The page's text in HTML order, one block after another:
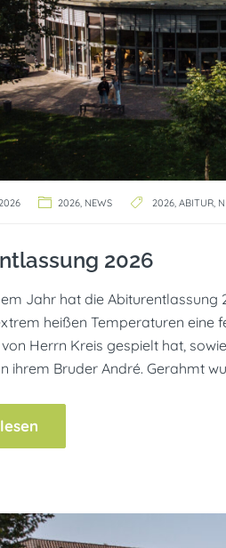
2026, NEWS 2026, ABITUR,
2026
Jahr hat die
heißen Temperaturen eine
Herrn Kreis gespielt hat,
ihrem Bruder André. Gerahmt